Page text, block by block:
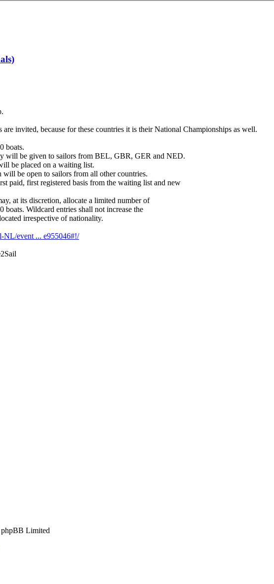
invited, because for these countries it is their National Championships as well.
boats.
will be given to sailors from BEL, GBR, GER and NED.
be placed on a waiting list.
be open to sailors from all other countries.
paid, first registered basis from the waiting list and new
at its discretion, allocate a limited number of
Wildcard entries shall not increase the
irrespective of nationality.
NL/event ... e955046#!/
Limited